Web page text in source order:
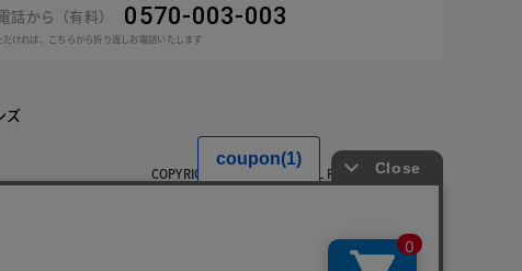
話から（有料） 0570-003-003
だければ、こちらから折り返しお電話いたします
ズ
COPYRIGHT © DoCLASSE ALL RIGHTS RESERVED.